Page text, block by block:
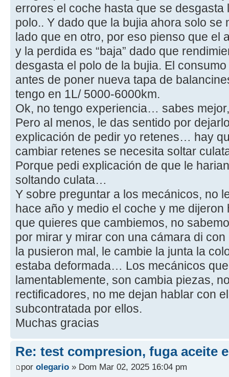
errores el coche hasta que se desgasta
polo.. Y dado que la bujia ahora solo se
lado que en otro, por eso pienso que el
y la perdida es “baja” dado que
desgasta el polo de la bujia. El
antes de poner nueva tapa de
tengo en 1L/ 5000-6000km.
Ok, no tengo experiencia… sabes
Pero al menos, le das sentido por
explicación de pedir yo retenes… hay
cambiar retenes se necesita soltar
Porque pedi explicación de que le
soltando culata…
Y sobre preguntar a los mecánicos, no
hace año y medio el coche y me
que quieres que cambiemos, no
por mirar y mirar con una cámara di
la pusieron mal, le cambie la junta la
estaba deformada… Los mecánicos
lamentablemente, son cambia piezas,
rectificadores, no me dejan hablar con
subcontratada por ellos.
Muchas gracias
Re: test compresion, fuga aceite
por olegario » Dom Mar 02, 2025 16:04 pm